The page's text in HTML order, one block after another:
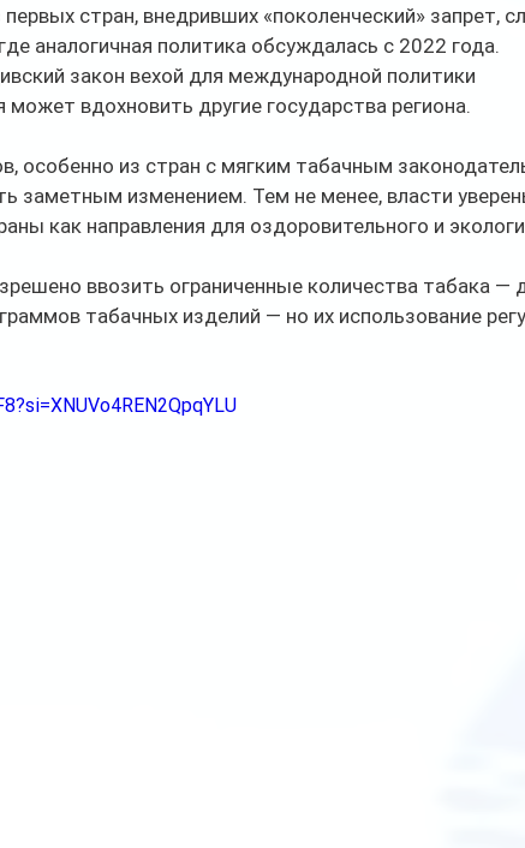
стран, внедривших «поколенческий» запрет,
аналогичная политика обсуждалась с 2022 года.
закон вехой для международной политики
может вдохновить другие государства региона.
особенно из стран с мягким табачным
заметным изменением. Тем не менее, власти
как направления для оздоровительного и
ввозить ограниченные количества табака —
табачных изделий — но их использование